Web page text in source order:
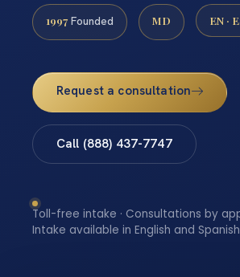
1997 Founded MD EN ·
Request a consultation
Call (888) 437-7747
Toll-free intake · Consultations by
Intake available in English and Spanish